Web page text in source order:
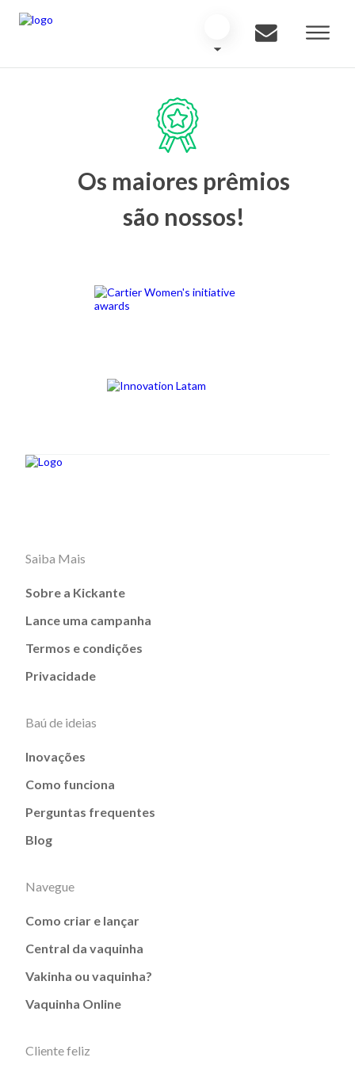
Os maiores prêmios
são nossos!
Saiba Mais
Sobre a Kickante
Lance uma campanha
Termos e condições
Privacidade
Baú de ideias
Inovações
Como funciona
Perguntas frequentes
Blog
Navegue
Como criar e lançar
Central da vaquinha
Vakinha ou vaquinha?
Vaquinha Online
Cliente feliz